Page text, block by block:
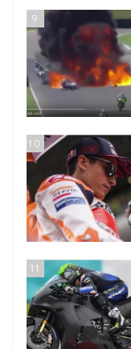
9
10
11